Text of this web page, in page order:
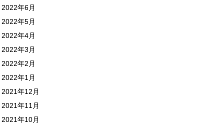
2022年6月
2022年5月
2022年4月
2022年3月
2022年2月
2022年1月
2021年12月
2021年11月
2021年10月